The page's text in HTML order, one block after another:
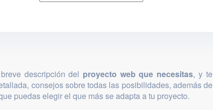
descripción del proyecto web que necesitas, y te
consejos sobre todas las posibilidades, además de
puedas elegir el que más se adapta a tu proyecto.